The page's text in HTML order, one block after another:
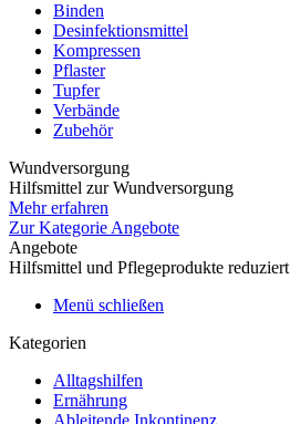
Binden
Desinfektionsmittel
Kompressen
Pflaster
Tupfer
Verbände
Zubehör
Wundversorgung
Hilfsmittel zur Wundversorgung
Mehr erfahren
Zur Kategorie Angebote
Angebote
Hilfsmittel und Pflegeprodukte reduziert
Menü schließen
Kategorien
Alltagshilfen
Ernährung
Ableitende Inkontinenz